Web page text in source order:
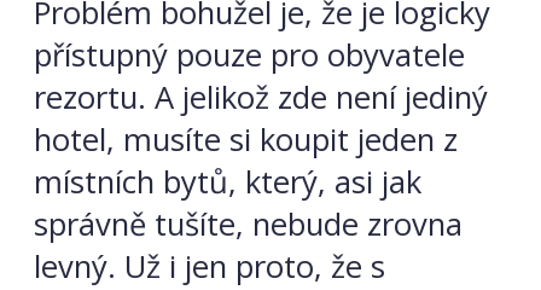
Problém bohužel je, že je logicky
přístupný pouze pro obyvatele
rezortu. A jelikož zde není jediný
hotel, musíte si koupit jeden z
místních bytů, který, asi jak
správně tušíte, nebude zrovna
levný. Už i jen proto, že s